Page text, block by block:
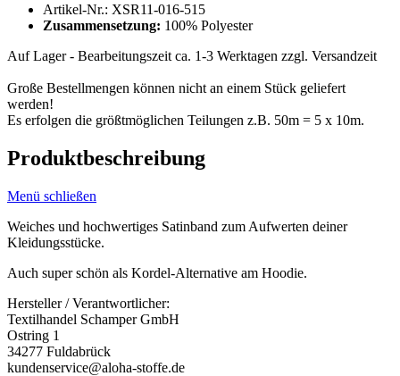
Artikel-Nr.: XSR11-016-515
Zusammensetzung: 100% Polyester
Auf Lager - Bearbeitungszeit ca. 1-3 Werktagen zzgl. Versandzeit
Große Bestellmengen können nicht an einem Stück geliefert
werden!
Es erfolgen die größtmöglichen Teilungen z.B. 50m = 5 x 10m.
Produktbeschreibung
Menü schließen
Weiches und hochwertiges Satinband zum Aufwerten deiner
Kleidungsstücke.
Auch super schön als Kordel-Alternative am Hoodie.
Hersteller / Verantwortlicher:
Textilhandel Schamper GmbH
Ostring 1
34277 Fuldabrück
kundenservice@aloha-stoffe.de